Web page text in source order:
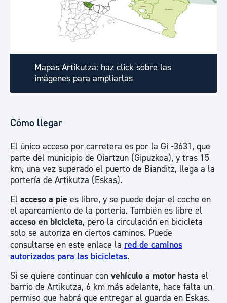
Mapas Artikutza: haz click sobre las
imágenes para ampliarlas
Cómo llegar
El único acceso por carretera es por la Gi -3631, que
parte del municipio de Oiartzun (Gipuzkoa), y tras 15
km, una vez superado el puerto de Bianditz, llega a la
portería de Artikutza (Eskas).
El acceso a pie es libre, y se puede dejar el coche en
el aparcamiento de la portería. También es libre el
acceso en bicicleta, pero la circulación en bicicleta
solo se autoriza en ciertos caminos. Puede
consultarse en este enlace la red de caminos
autorizados para las bicicletas.
Si se quiere continuar con vehículo a motorhasta el
barrio de Artikutza, 6 km más adelante, hace falta un
permiso que habrá que entregar al guarda en Eskas.